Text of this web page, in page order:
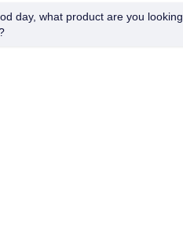
LC botte 2mm de 90
optique de corde de
de St de bouchons
day, what product are you looking